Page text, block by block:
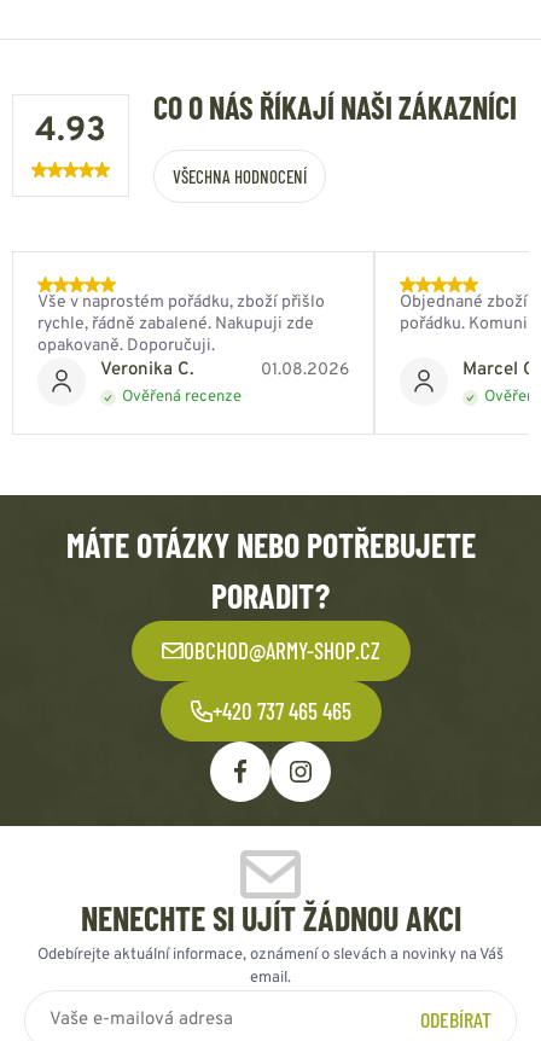
4.93
CO O NÁS ŘÍKAJÍ NAŠI ZÁKAZNÍCI
VŠECHNA HODNOCENÍ
Veronika C. 01.08.2026
Ověřená recenze
Vše v naprostém pořádku, zboží přišlo
rychle, řádně zabalené. Nakupuji zde
opakovaně. Doporučuji.
Marcel
Objednané zboží
pořádku.
MÁTE OTÁZKY NEBO POTŘEBUJETE
PORADIT?
OBCHOD@ARMY-SHOP.CZ
+420 737 465 465
NENECHTE SI UJÍT ŽÁDNOU AKCI
Odebírejte aktuální informace, oznámení o slevách a novinky na Váš
email.
ODEBÍRAT